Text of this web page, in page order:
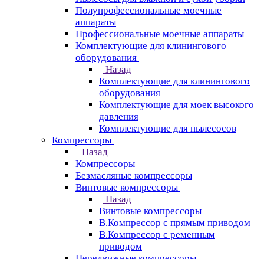
Полупрофессиональные моечные
аппараты
Профессиональные моечные аппараты
Комплектующие для клинингового
оборудования
Назад
Комплектующие для клинингового
оборудования
Комплектующие для моек высокого
давления
Комплектующие для пылесосов
Компрессоры
Назад
Компрессоры
Безмасляные компрессоры
Винтовые компрессоры
Назад
Винтовые компрессоры
В.Компрессор с прямым приводом
В.Компрессор с ременным
приводом